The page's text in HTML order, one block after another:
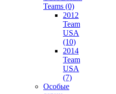
Teams (0)
2012
Team
USA
(10)
2014
Team
USA
(7)
Особые